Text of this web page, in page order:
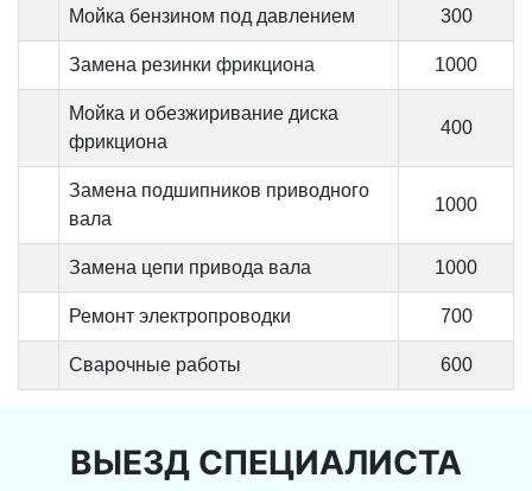
Мойка бензином под давлением 300
Замена резинки фрикциона 1000
Мойка и обезжиривание диска
фрикциона
400
Замена подшипников приводного
вала
1000
Замена цепи привода вала 1000
Ремонт электропроводки 700
Сварочные работы 600
ВЫЕЗД СПЕЦИАЛИСТА